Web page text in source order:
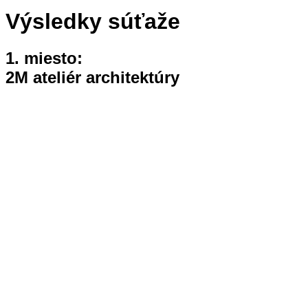
Výsledky súťaže
1. miesto:
2M ateliér architektúry